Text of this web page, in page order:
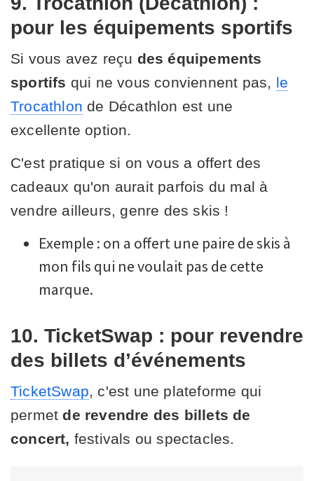
pour les équipements sportifs
Si vous avez reçu des équipements
sportifs qui ne vous conviennent pas, le
Trocathlon de Décathlon est une
excellente option.
C'est pratique si on vous a offert des
cadeaux qu'on aurait parfois du mal à
vendre ailleurs, genre des skis !
Exemple : on a offert une paire de skis à
mon fils qui ne voulait pas de cette
marque.
10. TicketSwap : pour revendre
des billets d’événements
TicketSwap , c'est une plateforme qui
permetde revendre des billets de
concert, festivals ou spectacles.